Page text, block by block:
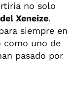
no solo
Xeneize.
siempre en
como uno de
pasado por